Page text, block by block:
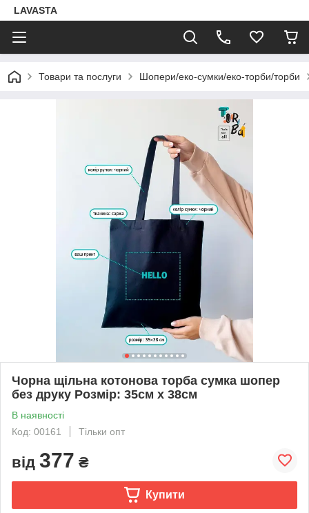
LAVASTA
Товари та послуги Шопери/еко-сумки/еко-торби/торби
Чорна щільна котонова торба сумка шопер
без друку Розмір: 35cм х 38см
В наявності
Код: 00161
Тільки опт
від 377 ₴
Купити